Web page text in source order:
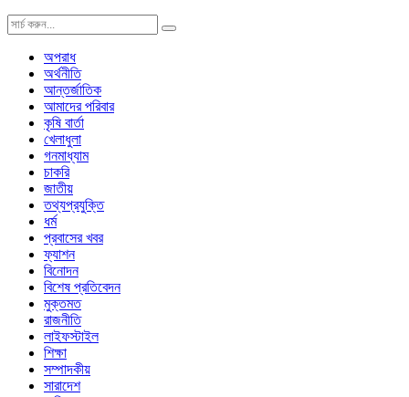
অপরাধ
অর্থনীতি
আন্তর্জাতিক
আমাদের পরিবার
কৃষি বার্তা
খেলাধুলা
গনমাধ্যাম
চাকরি
জাতীয়
তথ্যপ্রযুক্তি
ধর্ম
প্রবাসের খবর
ফ্যাশন
বিনোদন
বিশেষ প্রতিবেদন
মুক্তমত
রাজনীতি
লাইফস্টাইল
শিক্ষা
সম্পাদকীয়
সারাদেশ